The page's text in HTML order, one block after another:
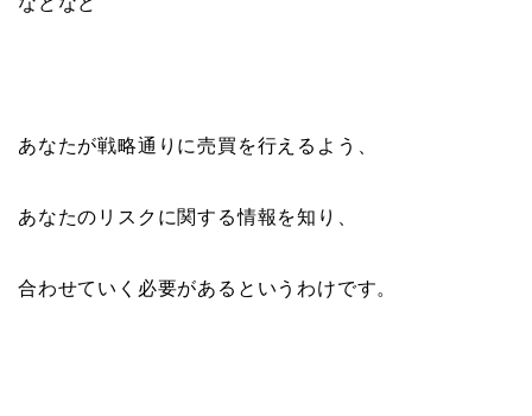
あなたが戦略通りに売買を行えるよう、
あなたのリスクに関する情報を知り、
合わせていく必要があるというわけです。